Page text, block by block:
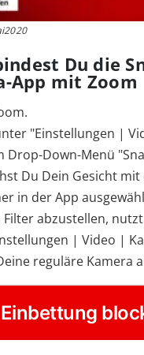
Du die
App mit Zoom
"Einstellungen |
Drop-Down-Menü
Du Dein Gesicht
in der App
Filter abzustellen,
| Video |
reguläre Kamera